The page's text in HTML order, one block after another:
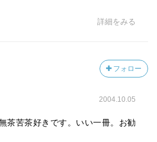
詳細をみる
フォロー
2004.10.05
茶苦茶好きです。いい一冊。お勧